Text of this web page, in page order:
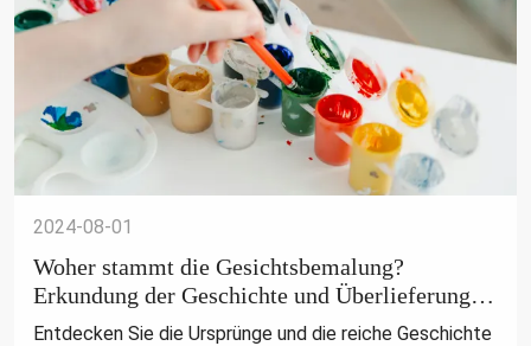
2024-08-01
Woher stammt die Gesichtsbemalung?
Erkundung der Geschichte und Überlieferung
der Gesichtsbemalung
Entdecken Sie die Ursprünge und die reiche Geschichte